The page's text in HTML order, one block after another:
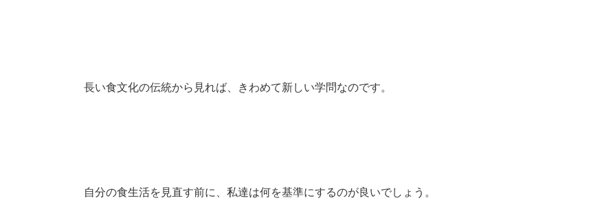
長い食文化の伝統から見れば、きわめて新しい学問なのです。
自分の食生活を見直す前に、私達は何を基準にするのが良いでしょう。